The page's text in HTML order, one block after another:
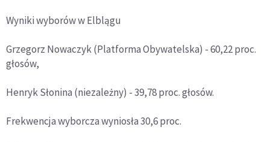
Wyniki wyborów w Elblągu
Grzegorz Nowaczyk (Platforma Obywatelska) - 60,22 proc.
głosów,
Henryk Słonina (niezależny) - 39,78 proc. głosów.
Frekwencja wyborcza wyniosła 30,6 proc.